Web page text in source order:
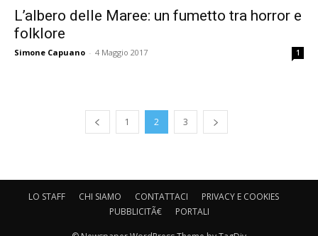
L’albero delle Maree: un fumetto tra horror e
folklore
Simone Capuano - 4 Maggio 2017 1
1 2 3
LO STAFF CHI SIAMO CONTATTACI
PRIVACY E COOKIES
PUBBLICITÃ€
PORTALI